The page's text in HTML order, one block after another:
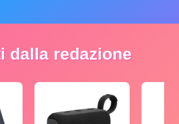
dalla redazione